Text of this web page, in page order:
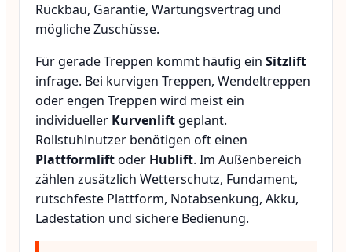
Rückbau, Garantie, Wartungsvertrag und
mögliche Zuschüsse.
Für gerade Treppen kommt häufig ein Sitzlift
infrage. Bei kurvigen Treppen, Wendeltreppen
oder engen Treppen wird meist ein
individueller Kurvenlift geplant.
Rollstuhlnutzer benötigen oft einen
Plattformliftoder Hublift. Im Außenbereich
zählen zusätzlich Wetterschutz, Fundament,
rutschfeste Plattform, Notabsenkung, Akku,
Ladestation und sichere Bedienung.